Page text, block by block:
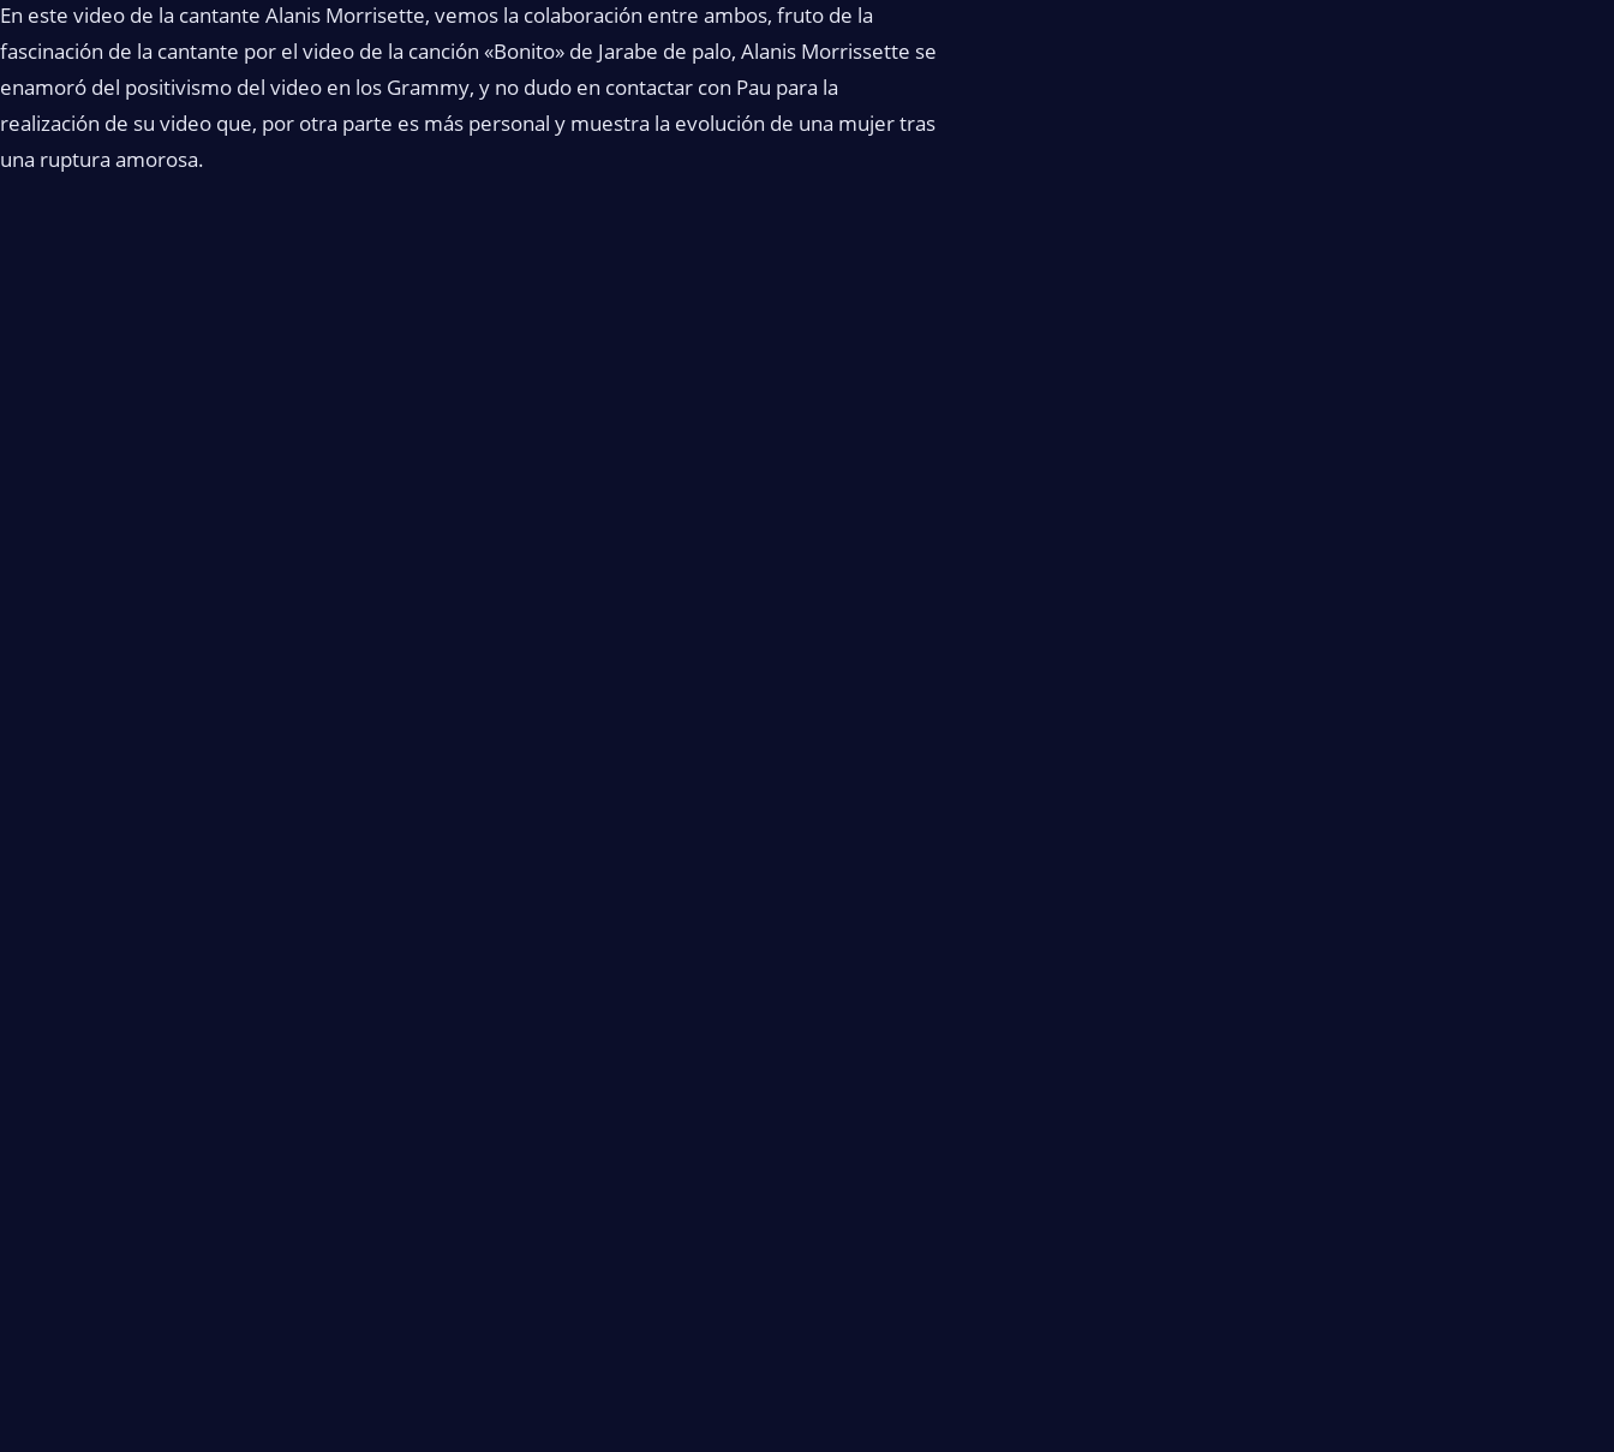
En este video de la cantante Alanis Morrisette, vemos la colaboración entre ambos, fruto de la
fascinación de la cantante por el video de la canción «Bonito» de Jarabe de palo, Alanis Morrissette se
enamoró del positivismo del video en los Grammy, y no dudo en contactar con Pau para la
realización de su video que, por otra parte es más personal y muestra la evolución de una mujer tras
una ruptura amorosa.